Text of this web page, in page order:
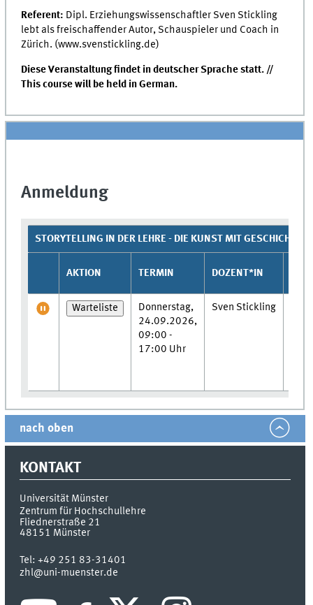
Referent: Dipl. Erziehungswissenschaftler Sven Stickling
lebt als freischaffender Autor, Schauspieler und Coach in
Zürich. (www.svenstickling.de)
Diese Veranstaltung findet in deutscher Sprache statt. //
This course will be held in German.
Anmeldung
STORYTELLING IN DER LEHRE - DIE KUNST MIT GESCHICHTEN
AKTION TERMIN DOZENT*IN
Warteliste
Donnerstag,
24.09.2026,
09:00 -
17:00 Uhr
Sven Stickling
nach oben
KONTAKT
Universität Münster
Zentrum für Hochschullehre
Fliednerstraße 21
48151 Münster
Tel:+49 251 83-31401
zhl@uni-muenster.de